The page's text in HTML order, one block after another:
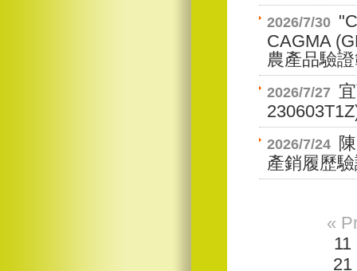
2026/7/30
CAGMA
農產品驗
2026/7/27
2026/7/24
產銷履歷
«
11
21